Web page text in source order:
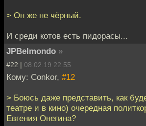
> Он же не чёрный.
И среди котов есть пидорасы...
JPBelmondo »
#22 | 08.02.19 22:55
Кому: Conkor, #12
> Боюсь даже представить, как
театре и в кино) очередная
Евгения Онегина?